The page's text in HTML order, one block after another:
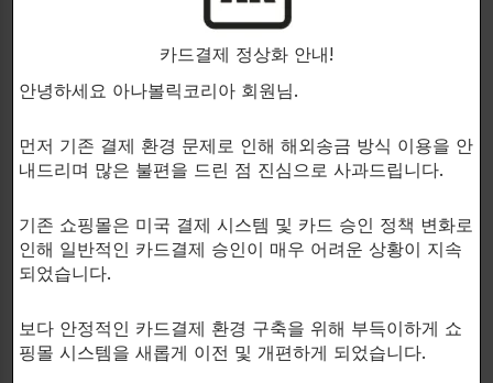
-지구력 향상 †
어떤 맛을 이용할 수 있습니까?
Cocktail, 파인애플 망고 입니다. 둘 다 우리 고객들로부
터 높은 평가를 받고 있습니다.
카드결제 정상화 안내!
안녕하세요 아나볼릭코리아 회원님.
먼저 기존 결제 환경 문제로 인해 해외송금 방식 이용을 안
내드리며 많은 불편을 드린 점 진심으로 사과드립니다.
기존 쇼핑몰은 미국 결제 시스템 및 카드 승인 정책 변화로
인해 일반적인 카드결제 승인이 매우 어려운 상황이 지속
되었습니다.
보다 안정적인 카드결제 환경 구축을 위해 부득이하게 쇼
핑몰 시스템을 새롭게 이전 및 개편하게 되었습니다.